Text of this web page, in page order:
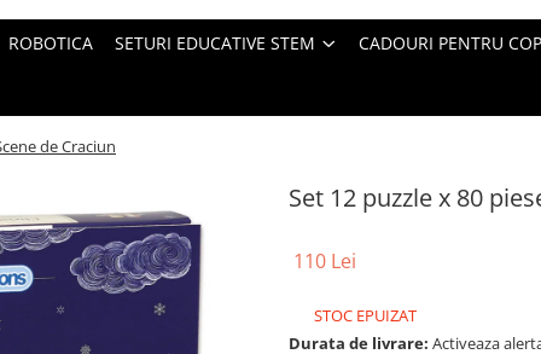
ROBOTICA SETURI EDUCATIVE STEM CADOURI PENTRU
de Craciun
Set 12 puzzle x 80
110 Lei
STOC EPUIZAT
Durata de livrare: Activeaza